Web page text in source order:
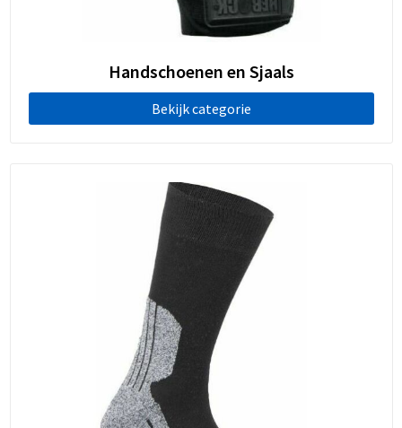
Handschoenen en Sjaals
Bekijk categorie